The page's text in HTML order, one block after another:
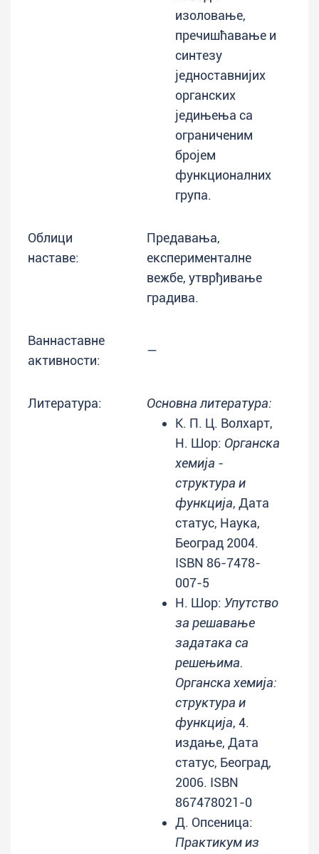
изоловање,
пречишћавање и
синтезу
једноставнијих
органских
једињења са
ограниченим
бројем
функционалних
група.
Облици
наставе:
Предавања,
експерименталне
вежбе, утврђивање
градива.
Ваннаставне
активности:
—
Литература:
Основна литература:
К. П. Ц. Волхарт,
Н. Шор: Органска
хемија -
структура и
функција, Дата
статус, Наука,
Београд 2004.
ISBN 86-7478-
007-5
Н. Шор: Упутство
за решавање
задатака са
решењима.
Органска хемија:
структура и
функција, 4.
издање, Дата
статус, Београд,
2006. ISBN
867478021-0
Д. Опсеница:
Практикум из